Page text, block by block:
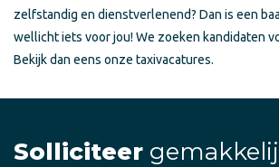
zelfstandig en dienstverlenend? Dan is een
wellicht iets voor jou! We zoeken kandidaten
Bekijk dan eens onze taxivacatures.
Solliciteer